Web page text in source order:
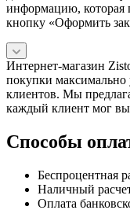
информацию, которая
кнопку «Оформить
Интернет-магазин
покупки
клиентов. Мы
каждый клиент мог
Способы
Беспроцентная
Наличный
Оплата